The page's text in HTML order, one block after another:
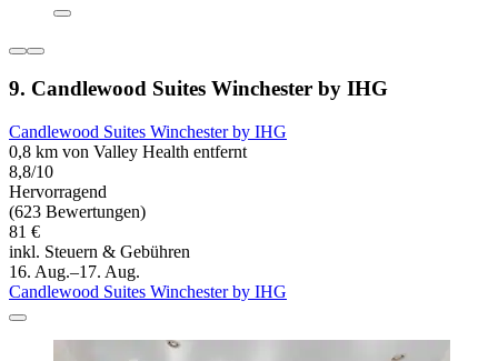
9. Candlewood Suites Winchester by IHG
Candlewood Suites Winchester by IHG
0,8 km von Valley Health entfernt
8,8/10
Hervorragend
(623 Bewertungen)
81 €
inkl. Steuern & Gebühren
16. Aug.–17. Aug.
Candlewood Suites Winchester by IHG